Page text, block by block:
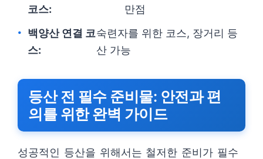
코스:
만점
백양산 연결 코
스:
숙련자를 위한 코스, 장거리 등
산 가능
등산 전 필수 준비물: 안전과 편
의를 위한 완벽 가이드
성공적인 등산을 위해서는 철저한 준비가 필수